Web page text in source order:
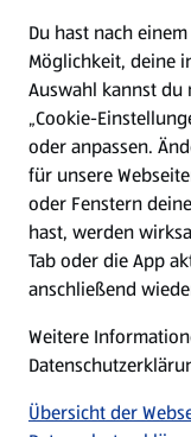
Presse
Hilfe & Kontakt
(öffnet in einem
Unternehmen
Folge uns hier:
Du hast nach
Möglichkeit, deine
Auswahl kannst
„Cookie-
oder anpassen.
für unsere
oder Fenstern
hast, werden
Tab oder die App
anschließend
Weitere
Übersicht der